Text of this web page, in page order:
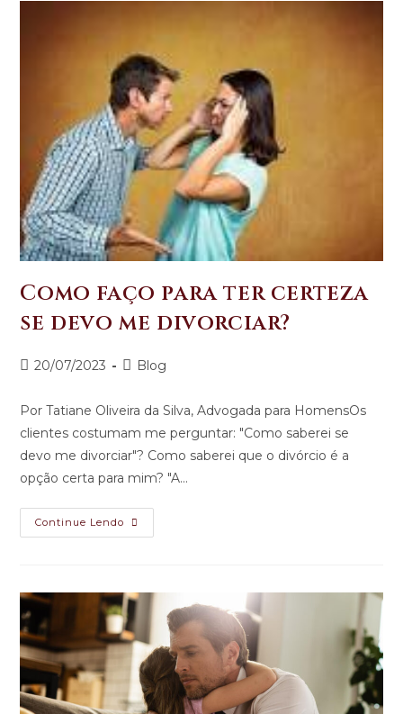
Como faço para ter certeza
se devo me divorciar?
20/07/2023 Blog
Por Tatiane Oliveira da Silva, Advogada para HomensOs
clientes costumam me perguntar: "Como saberei se
devo me divorciar"? Como saberei que o divórcio é a
opção certa para mim? "A…
Continue Lendo